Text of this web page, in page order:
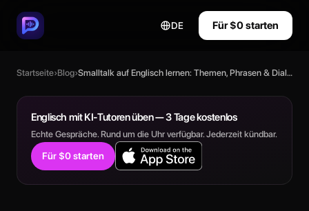
DE Für $0 starten
Startseite›Blog› Smalltalk auf Englisch lernen: Themen, Phrasen & Dialoge
Englisch mit KI-Tutoren üben — 3 Tage kostenlos
Echte Gespräche. Rund um die Uhr verfügbar. Jederzeit kündbar.
Für $0 starten